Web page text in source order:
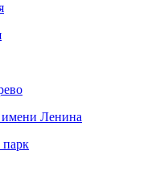
имени Ленина